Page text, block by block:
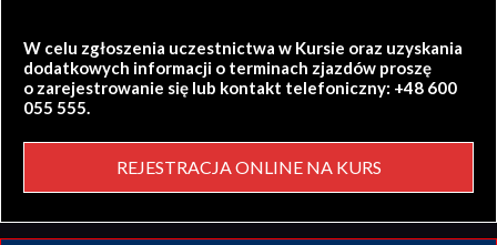
W celu zgłoszenia uczestnictwa w Kursie oraz uzyskania
dodatkowych informacji o terminach zjazdów proszę
o zarejestrowanie się lub kontakt telefoniczny: +48 600
055 555.
REJESTRACJA ONLINE NA KURS